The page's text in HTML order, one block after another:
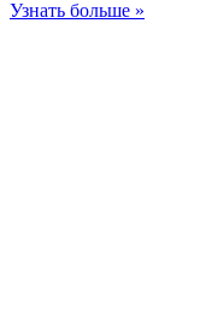
Узнать больше »